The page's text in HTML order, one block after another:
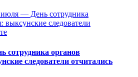
органов
следователи отчитались